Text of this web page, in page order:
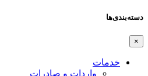
دسته‌بندی‌ها
×
خدمات
واردات و صادرات